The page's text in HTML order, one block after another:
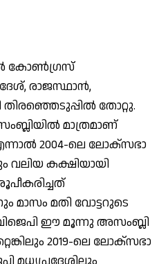
ല്‍ കോണ്‍ഗ്രസ്
രാജസ്ഥാന്‍,
തോറ്റു.
മാത്രമാണ്
2004-ലെ ലോക്‌സഭാ
വലിയ കക്ഷിയായി
മതി വോട്ടറുടെ
ഈ മൂന്നു അസംബ്ലി
2019-ലെ ലോക്‌സഭാ